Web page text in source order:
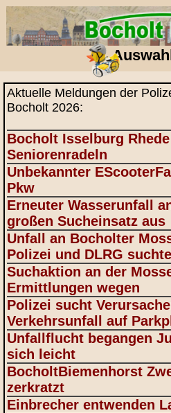
Aktuelle Meldungen der
Bocholt 2026:
Bocholt Isselburg
Seniorenradeln
Unbekannter
Pkw
Erneuter Wasserunfall
großen Sucheinsatz aus
Unfall an Bocholter
Polizei und DLRG
Suchaktion an der
Ermittlungen wegen
Polizei sucht
Verkehrsunfall auf
Unfallflucht begangen
sich leicht
BocholtBiemenhorst
zerkratzt
Einbrecher entwenden